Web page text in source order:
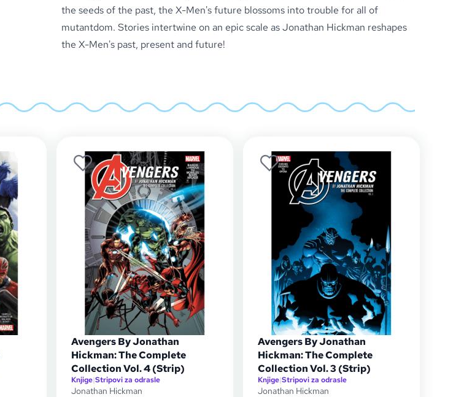
the seeds of the past, the X-Men's future blossoms into trouble for all of
mutantdom. Stories intertwine on an epic scale as Jonathan Hickman reshapes
the X-Men's past, present and future!
Avengers By Jonathan
Hickman: The Complete
Collection Vol. 4 (Strip)
Knjige|Stripovi za odrasle
Jonathan Hickman
Avengers By Jonathan
Hickman: The Complete
Collection Vol. 3 (Strip)
Knjige|Stripovi za odrasle
Jonathan Hickman